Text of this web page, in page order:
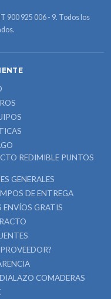
900 925 006 - 9. Todos los
REDIMIBLE PUNTOS
GENERALES
DE ENTREGA
ENVÍOS GRATIS
COMADERAS